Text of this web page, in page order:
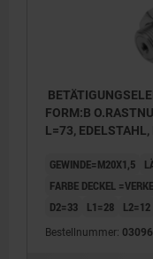
FORM:B
L=73,
GEWINDE=M20X1,5
FARBE DECKEL
D2=33
L1=28 L2=12
Bestellnummer: